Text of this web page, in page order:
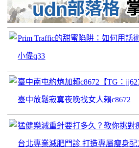
Prim Traffic的甜蜜陷阱：如何用話
小偉q33
臺中南屯約炮加賴c8672【TG：
臺中放鬆寂寞夜晚找女人賴c8672
猛健樂減重針要打多久？教你挑對
台北專業減肥門診 打造專屬瘦身配